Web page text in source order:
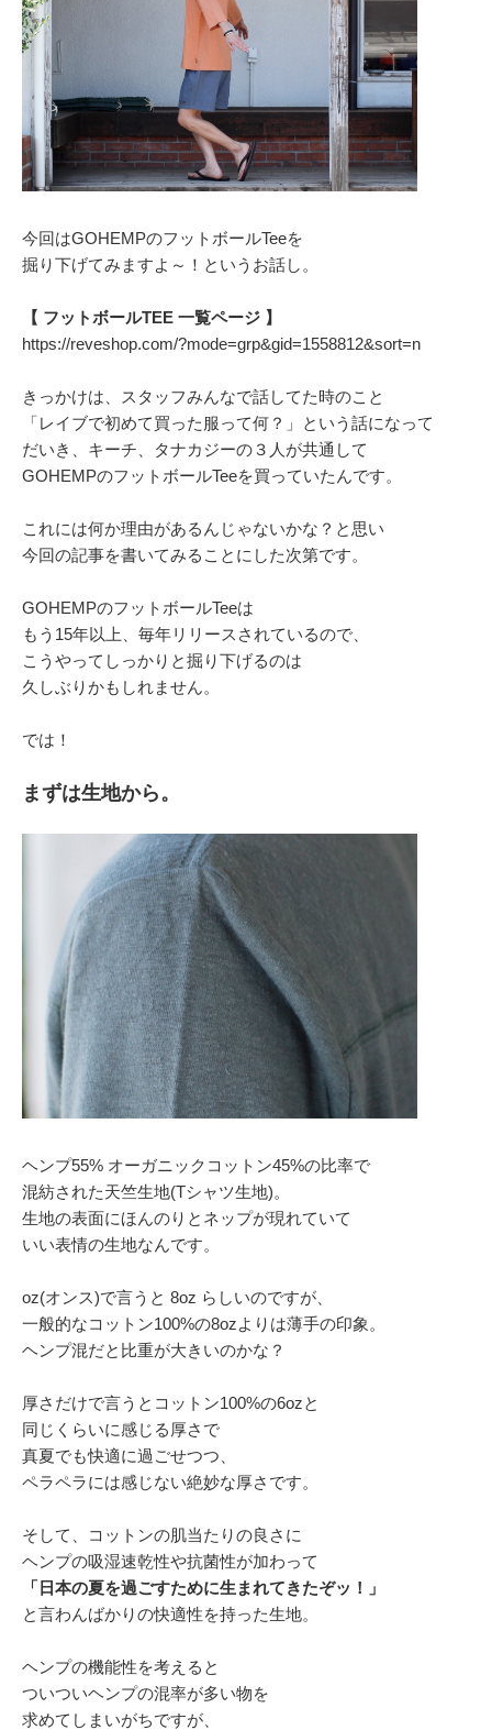
今回はGOHEMPのフットボールTeeを
掘り下げてみますよ～！というお話し。
【 フットボールTEE 一覧ページ 】
https://reveshop.com/?mode=grp&gid=1558812&sort=n
きっかけは、スタッフみんなで話してた時のこと
「レイブで初めて買った服って何？」という話になって
だいき、キーチ、タナカジーの３人が共通して
GOHEMPのフットボールTeeを買っていたんです。
これには何か理由があるんじゃないかな？と思い
今回の記事を書いてみることにした次第です。
GOHEMPのフットボールTeeは
もう15年以上、毎年リリースされているので、
こうやってしっかりと掘り下げるのは
久しぶりかもしれません。
では！
まずは生地から。
ヘンプ55% オーガニックコットン45%の比率で
混紡された天竺生地(Tシャツ生地)。
生地の表面にほんのりとネップが現れていて
いい表情の生地なんです。
oz(オンス)で言うと 8oz らしいのですが、
一般的なコットン100%の8ozよりは薄手の印象。
ヘンプ混だと比重が大きいのかな？
厚さだけで言うとコットン100%の6ozと
同じくらいに感じる厚さで
真夏でも快適に過ごせつつ、
ペラペラには感じない絶妙な厚さです。
そして、コットンの肌当たりの良さに
ヘンプの吸湿速乾性や抗菌性が加わって
「日本の夏を過ごすために生まれてきたぞッ！」
と言わんばかりの快適性を持った生地。
ヘンプの機能性を考えると
ついついヘンプの混率が多い物を
求めてしまいがちですが、